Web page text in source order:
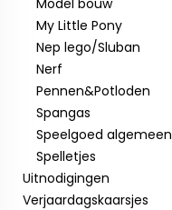
Model bouw
My Little Pony
Nep lego/Sluban
Nerf
Pennen&Potloden
Spangas
Speelgoed algemeen
Spelletjes
Uitnodigingen
Verjaardagskaarsjes